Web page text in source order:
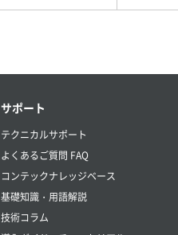
サポート
テクニカルサポート
よくあるご質問 FAQ
コンテックナレッジベース
基礎知識・用語解説
技術コラム